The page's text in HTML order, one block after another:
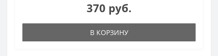
370 руб.
В КОРЗИНУ